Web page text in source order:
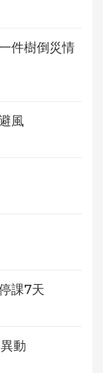
件樹倒災情
風
課7天
動